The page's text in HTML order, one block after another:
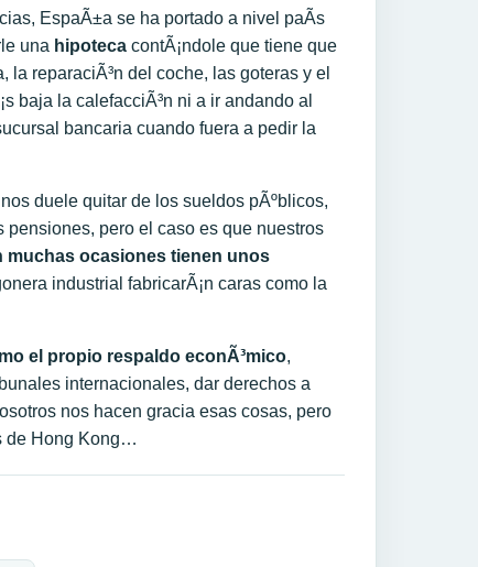
EspaÃ±a se ha portado a nivel paÃ­s
una hipoteca contÃ¡ndole que tiene que
reparaciÃ³n del coche, las goteras y el
baja la calefacciÃ³n ni a ir andando al
bancaria cuando fuera a pedir la
duele quitar de los sueldos pÃºblicos,
pero el caso es que nuestros
muchas ocasiones tienen unos
industrial fabricarÃ¡n caras como la
el propio respaldo econÃ³mico,
internacionales, dar derechos a
nos hacen gracia esas cosas, pero
de Hong Kong…